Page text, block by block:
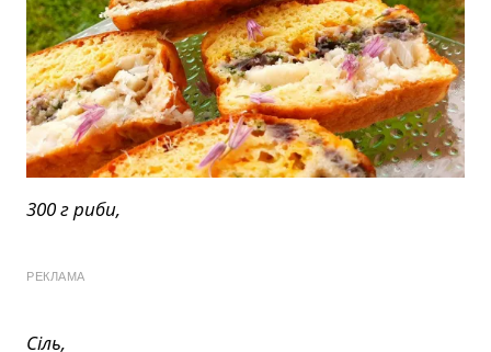
300 г риби,
РЕКЛАМА
Сіль,